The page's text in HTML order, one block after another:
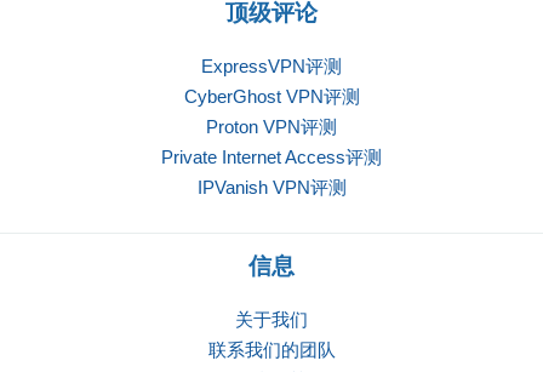
顶级评论
ExpressVPN评测
CyberGhost VPN评测
Proton VPN评测
Private Internet Access评测
IPVanish VPN评测
信息
关于我们
联系我们的团队